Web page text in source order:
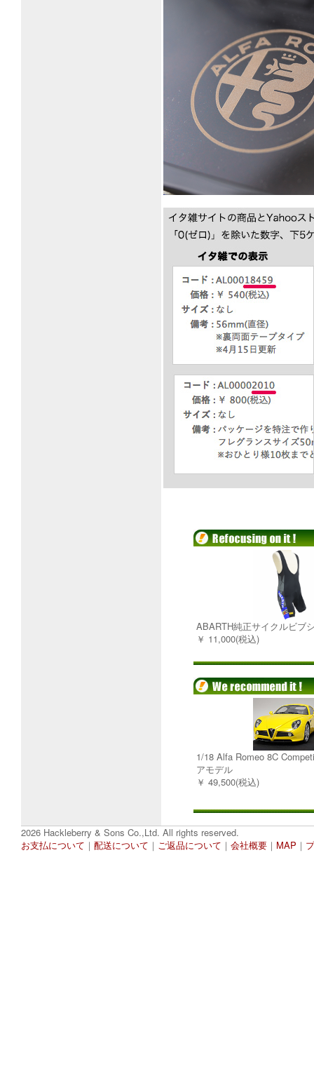
ABARTH純正サイクルビブ
￥ 11,000(税込)
1/18 Alfa Romeo 8C
アモデル
￥ 49,500(税込)
2026 Hackleberry & Sons Co.,Ltd. All rights reserved.
お支払について ｜ 配送について ｜ ご返品について ｜ 会社概要 ｜ MAP ｜